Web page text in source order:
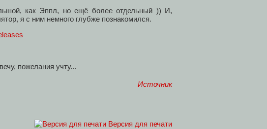
как Эппл, но ещё более отдельный )) И,
я с ним немного глубже познакомился.
пожелания учту...
Источник
Версия для печати